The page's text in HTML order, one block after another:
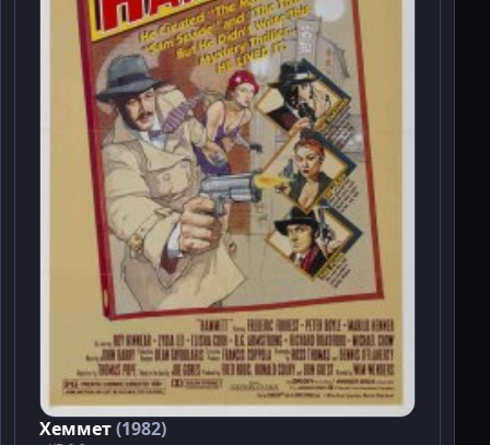
Хеммет(1982)